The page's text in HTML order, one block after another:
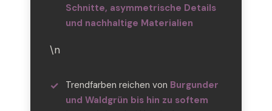
Schnitte, asymmetrische Details
und nachhaltige Materialien
\n
Trendfarben reichen von Burgunder
und Waldgrün bis hin zu softem